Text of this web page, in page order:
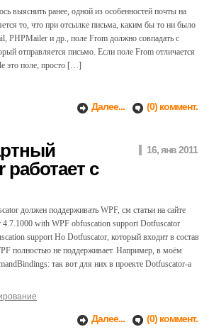
выяснить ранее, одной из особенностей почты на
то, что при отсылке письма, каким бы то ни было
PHPMailer и др., поле From должно совпадать с
отправляется письмо. Если поле From отличается
это поле, просто […]
Далее... (0) коммент.
с
16, янв 2011
должен поддерживать WPF, см статьи на сайте
4.7.1000 with WPF obfuscation support Dotfuscator
support Но Dotfuscator, который входит в состав
полностью не поддерживает. Например, в моём
так вот для них в проекте Dotfuscator-а
Далее... (0) коммент.